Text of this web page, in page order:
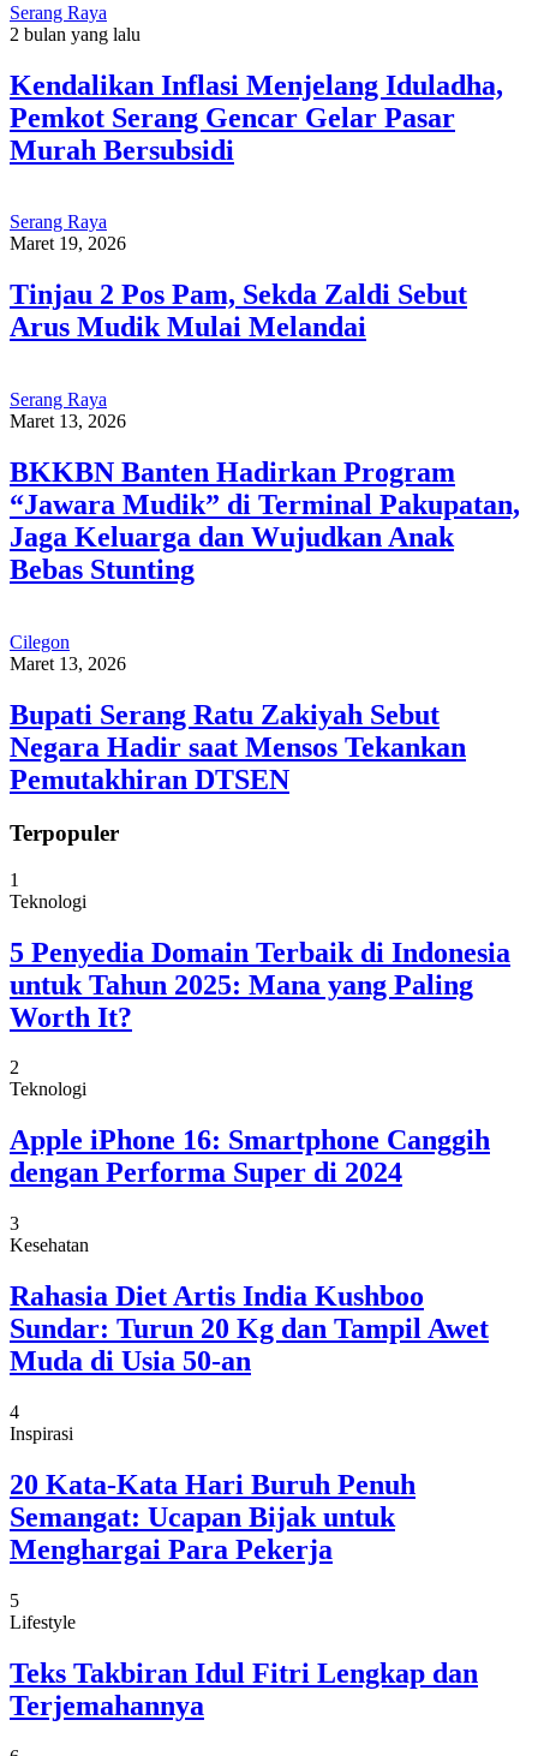
Serang Raya
2 bulan yang lalu
Kendalikan Inflasi Menjelang Iduladha,
Pemkot Serang Gencar Gelar Pasar
Murah Bersubsidi
Serang Raya
Maret 19, 2026
Tinjau 2 Pos Pam, Sekda Zaldi Sebut
Arus Mudik Mulai Melandai
Serang Raya
Maret 13, 2026
BKKBN Banten Hadirkan Program
“Jawara Mudik” di Terminal Pakupatan,
Jaga Keluarga dan Wujudkan Anak
Bebas Stunting
Cilegon
Maret 13, 2026
Bupati Serang Ratu Zakiyah Sebut
Negara Hadir saat Mensos Tekankan
Pemutakhiran DTSEN
Terpopuler
1
Teknologi
5 Penyedia Domain Terbaik di Indonesia
untuk Tahun 2025: Mana yang Paling
Worth It?
2
Teknologi
Apple iPhone 16: Smartphone Canggih
dengan Performa Super di 2024
3
Kesehatan
Rahasia Diet Artis India Kushboo
Sundar: Turun 20 Kg dan Tampil Awet
Muda di Usia 50-an
4
Inspirasi
20 Kata-Kata Hari Buruh Penuh
Semangat: Ucapan Bijak untuk
Menghargai Para Pekerja
5
Lifestyle
Teks Takbiran Idul Fitri Lengkap dan
Terjemahannya